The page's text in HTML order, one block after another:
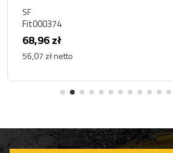
SF
Fit000374
68,96 zł
56,07 zł netto